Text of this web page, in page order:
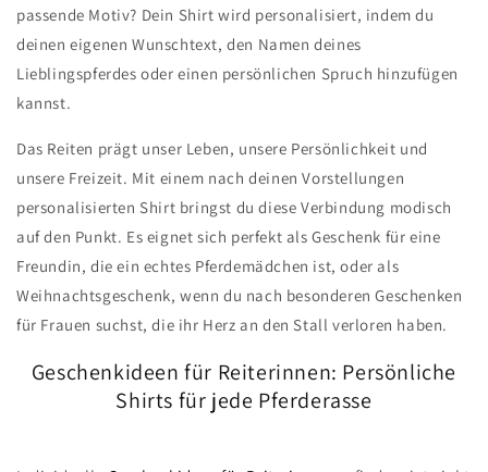
passende Motiv? Dein Shirt wird personalisiert, indem du
deinen eigenen Wunschtext, den Namen deines
Lieblingspferdes oder einen persönlichen Spruch hinzufügen
kannst.
Das Reiten prägt unser Leben, unsere Persönlichkeit und
unsere Freizeit. Mit einem nach deinen Vorstellungen
personalisierten Shirt bringst du diese Verbindung modisch
auf den Punkt. Es eignet sich perfekt als Geschenk für eine
Freundin, die ein echtes Pferdemädchen ist, oder als
Weihnachtsgeschenk, wenn du nach besonderen Geschenken
für Frauen suchst, die ihr Herz an den Stall verloren haben.
Geschenkideen für Reiterinnen: Persönliche
Shirts für jede Pferderasse